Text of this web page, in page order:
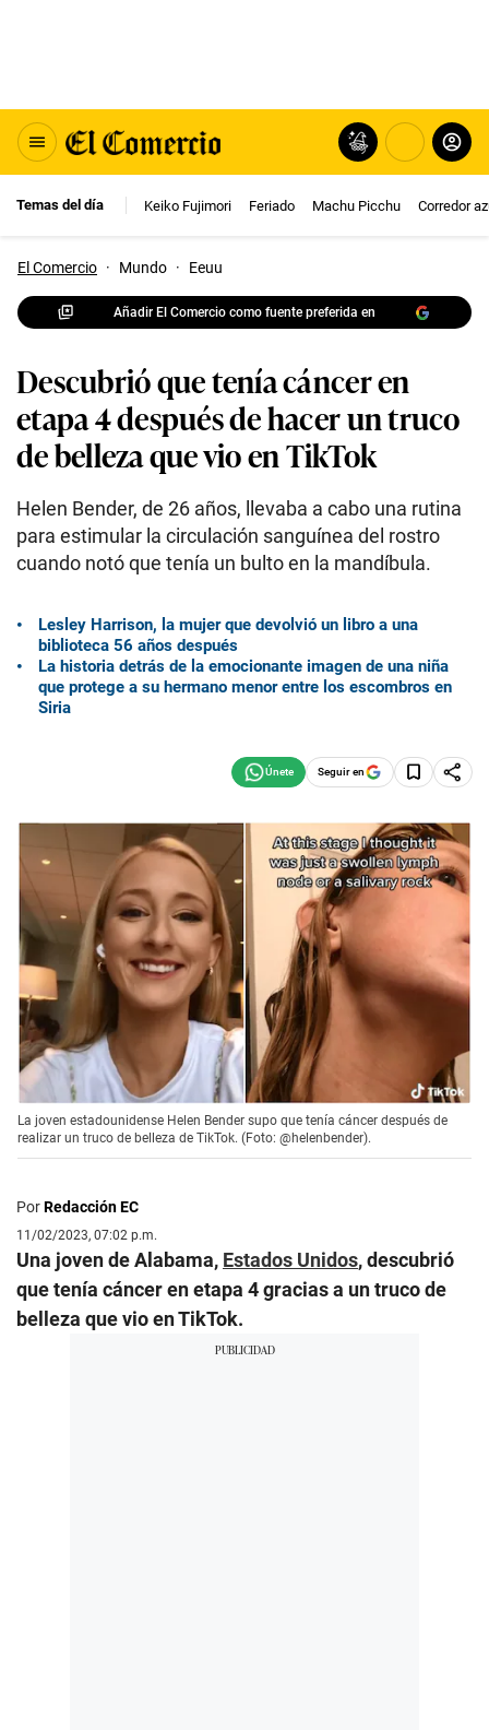
Temas del día Keiko Fujimori Feriado Machu Picchu Corredor
El Comercio · Mundo · Eeuu
Añadir El Comercio como fuente preferida en
Descubrió que tenía cáncer en
etapa 4 después de hacer un truco
de belleza que vio en TikTok
Helen Bender, de 26 años, llevaba a cabo una rutina
para estimular la circulación sanguínea del rostro
cuando notó que tenía un bulto en la mandíbula.
Lesley Harrison, la mujer que devolvió un libro a una
biblioteca 56 años después
La historia detrás de la emocionante imagen de una niña
que protege a su hermano menor entre los escombros en
Siria
Seguir en
La joven estadounidense Helen Bender supo que tenía cáncer después de
realizar un truco de belleza de TikTok. (Foto: @helenbender).
PorRedacción EC
11/02/2023, 07:02 p.m.
Una joven de Alabama, Estados Unidos, descubrió
que tenía cáncer en etapa 4 gracias a un truco de
belleza que vio en TikTok.